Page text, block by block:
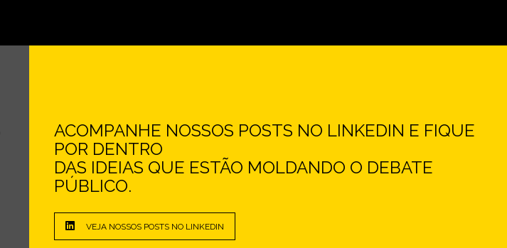
ACOMPANHE NOSSOS POSTS NO LINKEDIN E FIQUE
POR DENTRO
DAS IDEIAS QUE ESTÃO MOLDANDO O DEBATE
PÚBLICO.
VEJA NOSSOS POSTS NO LINKEDIN